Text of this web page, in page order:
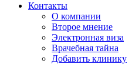
Контакты
О компании
Второе мнение
Электронная виза
Врачебная тайна
Добавить клинику